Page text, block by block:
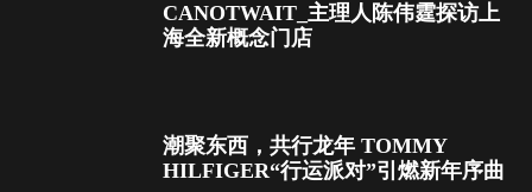
CANOTWAIT_主理人陈伟霆探访上
海全新概念门店
潮聚东西，共行龙年 TOMMY
HILFIGER“行运派对”引燃新年序曲